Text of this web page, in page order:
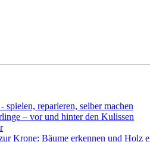
spielen, reparieren, selber machen
– vor und hinter den Kulissen
Krone: Bäume erkennen und Holz